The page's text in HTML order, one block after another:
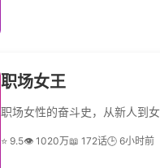
职场女王
职场女性的奋斗史，从新人到
⭐ 9.5👁 1020万📖 172话🕒 6小时前